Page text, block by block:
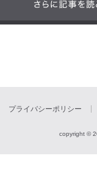
プライバシーポリシー
copyright ©